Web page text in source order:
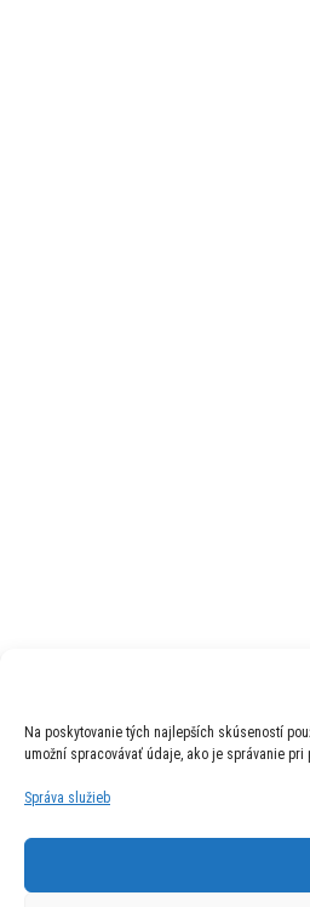
Na poskytovanie tých najlepších skúseností
umožní spracovávať údaje, ako je správanie
Správa služieb